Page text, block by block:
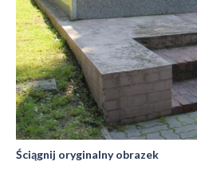
Ściągnij oryginalny obrazek